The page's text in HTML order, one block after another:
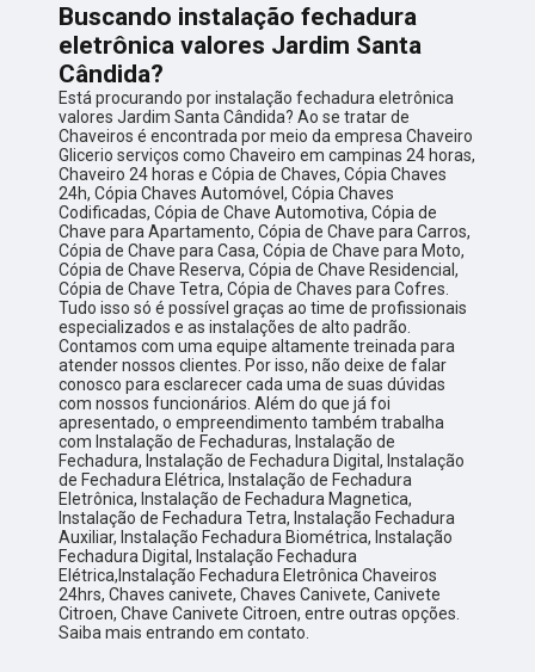
Buscando instalação fechadura
eletrônica valores Jardim Santa
Cândida?
Está procurando por instalação fechadura eletrônica
valores Jardim Santa Cândida? Ao se tratar de
Chaveiros é encontrada por meio da empresa Chaveiro
Glicerio serviços como Chaveiro em campinas 24 horas,
Chaveiro 24 horas e Cópia de Chaves, Cópia Chaves
24h, Cópia Chaves Automóvel, Cópia Chaves
Codificadas, Cópia de Chave Automotiva, Cópia de
Chave para Apartamento, Cópia de Chave para Carros,
Cópia de Chave para Casa, Cópia de Chave para Moto,
Cópia de Chave Reserva, Cópia de Chave Residencial,
Cópia de Chave Tetra, Cópia de Chaves para Cofres.
Tudo isso só é possível graças ao time de profissionais
especializados e as instalações de alto padrão.
Contamos com uma equipe altamente treinada para
atender nossos clientes. Por isso, não deixe de falar
conosco para esclarecer cada uma de suas dúvidas
com nossos funcionários. Além do que já foi
apresentado, o empreendimento também trabalha
com Instalação de Fechaduras, Instalação de
Fechadura, Instalação de Fechadura Digital, Instalação
de Fechadura Elétrica, Instalação de Fechadura
Eletrônica, Instalação de Fechadura Magnetica,
Instalação de Fechadura Tetra, Instalação Fechadura
Auxiliar, Instalação Fechadura Biométrica, Instalação
Fechadura Digital, Instalação Fechadura
Elétrica,Instalação Fechadura Eletrônica Chaveiros
24hrs, Chaves canivete, Chaves Canivete, Canivete
Citroen, Chave Canivete Citroen, entre outras opções.
Saiba mais entrando em contato.